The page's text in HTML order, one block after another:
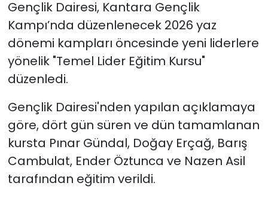
Gençlik Dairesi, Kantara Gençlik
Kampı’nda düzenlenecek 2026 yaz
dönemi kampları öncesinde yeni liderlere
yönelik "Temel Lider Eğitim Kursu"
düzenledi.
Gençlik Dairesi'nden yapılan açıklamaya
göre, dört gün süren ve dün tamamlanan
kursta Pınar Gündal, Doğay Erçağ, Barış
Cambulat, Ender Öztunca ve Nazen Asil
tarafından eğitim verildi.
SAĞLIK
Spor
TÜRKiYE
Video Galeri
YAŞAM